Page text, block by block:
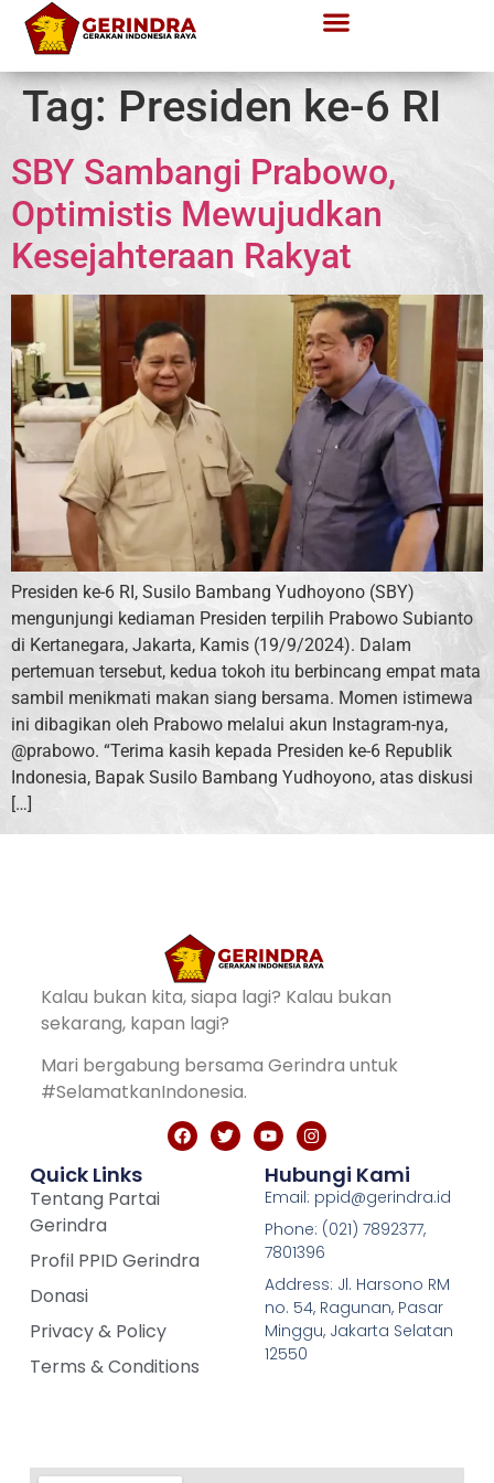
Tag: Presiden ke-6 RI
SBY Sambangi Prabowo,
Optimistis Mewujudkan
Kesejahteraan Rakyat
Presiden ke-6 RI, Susilo Bambang Yudhoyono (SBY)
mengunjungi kediaman Presiden terpilih Prabowo Subianto
di Kertanegara, Jakarta, Kamis (19/9/2024). Dalam
pertemuan tersebut, kedua tokoh itu berbincang empat mata
sambil menikmati makan siang bersama. Momen istimewa
ini dibagikan oleh Prabowo melalui akun Instagram-nya,
@prabowo. “Terima kasih kepada Presiden ke-6 Republik
Indonesia, Bapak Susilo Bambang Yudhoyono, atas diskusi
[…]
Kalau bukan kita, siapa lagi? Kalau bukan
sekarang, kapan lagi?
Mari bergabung bersama Gerindra untuk
#SelamatkanIndonesia.
Quick Links
Tentang Partai
Gerindra
Profil PPID Gerindra
Donasi
Privacy & Policy
Terms & Conditions
Hubungi Kami
Email: ppid@gerindra.id
Phone: (021) 7892377,
7801396
Address: Jl. Harsono RM
no. 54, Ragunan, Pasar
Minggu, Jakarta Selatan
12550